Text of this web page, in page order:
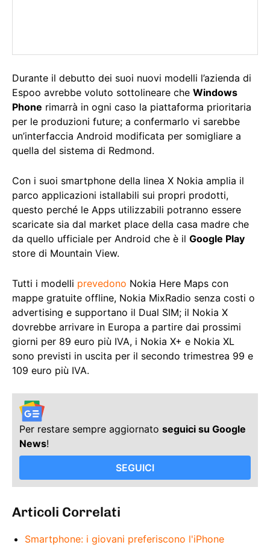
Durante il debutto dei suoi nuovi modelli l’azienda di
Espoo avrebbe voluto sottolineare che Windows
Phone rimarrà in ogni caso la piattaforma prioritaria
per le produzioni future; a confermarlo vi sarebbe
un’interfaccia Android modificata per somigliare a
quella del sistema di Redmond.
Con i suoi smartphone della linea X Nokia amplia il
parco applicazioni istallabili sui propri prodotti,
questo perché le Apps utilizzabili potranno essere
scaricate sia dal market place della casa madre che
da quello ufficiale per Android che è il Google Play
store di Mountain View.
Tutti i modelli prevedono Nokia Here Maps con
mappe gratuite offline, Nokia MixRadio senza costi o
advertising e supportano il Dual SIM; il Nokia X
dovrebbe arrivare in Europa a partire dai prossimi
giorni per 89 euro più IVA, i Nokia X+ e Nokia XL
sono previsti in uscita per il secondo trimestrea 99 e
109 euro più IVA.
Per restare sempre aggiornato seguici su Google
News!
SEGUICI
Articoli Correlati
Smartphone: i giovani preferiscono l'iPhone